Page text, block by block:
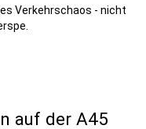
Verkehrschaos - nicht
auf der A45